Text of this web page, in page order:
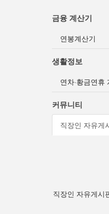
금융 계산기
연봉계산기
생활정보
연차·황금연휴
커뮤니티
직장인 자유게
직장인 자유게시